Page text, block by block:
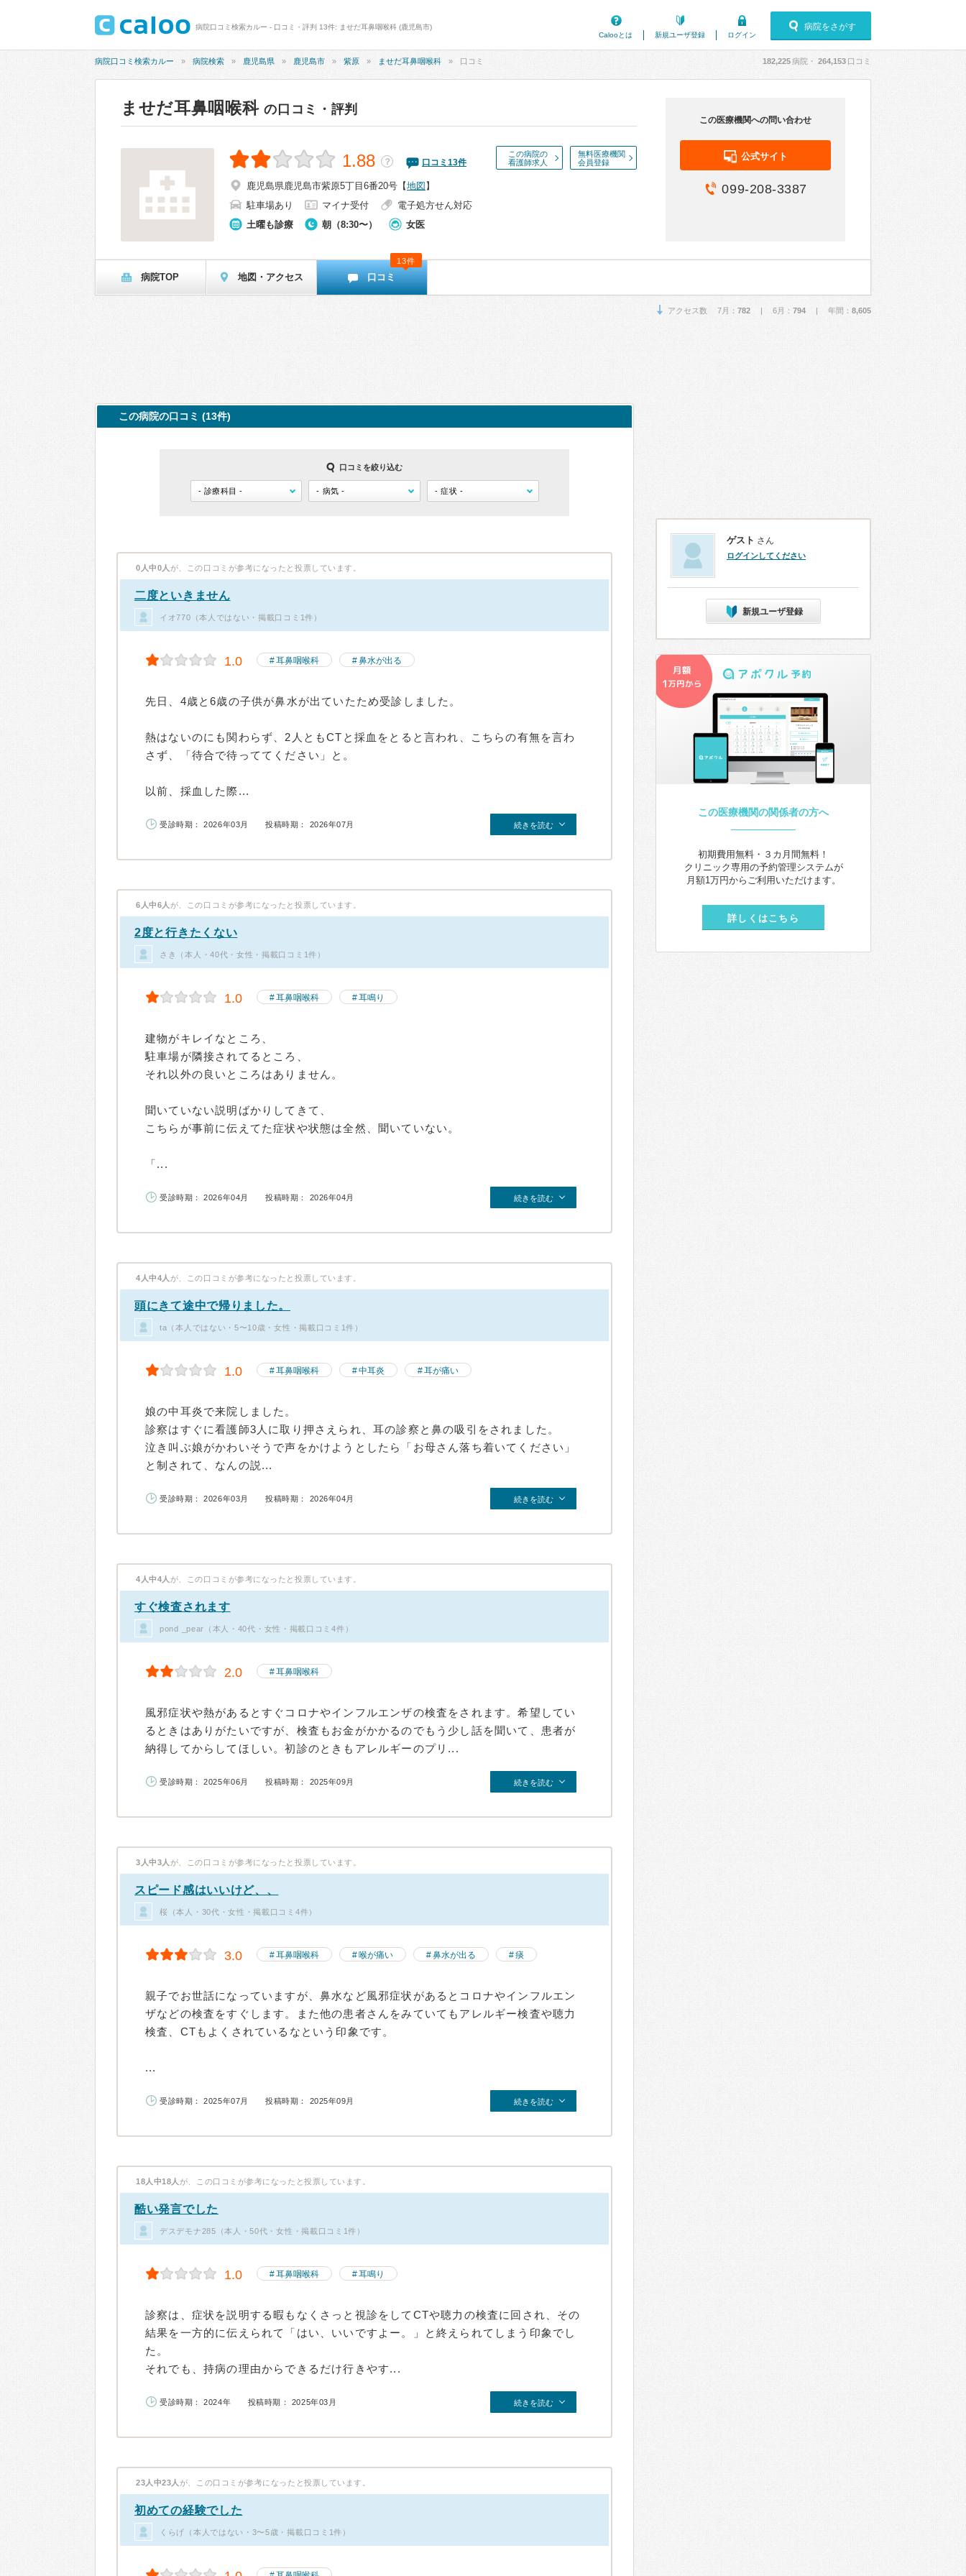
病院口コミ検索カルー - 口コミ・評判 13件: ませだ耳鼻咽喉科 (鹿児島市)
Calooとは
新規ユーザ登録 ログイン
病院をさがす
病院口コミ検索カルー 病院検索 鹿児島県 鹿児島市 紫原 ませだ耳鼻咽喉科 口コミ 182,225病院・ 264,153 口コミ
ませだ耳鼻咽喉科 の口コミ・評判
この病院の
看護師求人
無料医療機関
会員登録
1.88 ？ 口コミ 13件
鹿児島県鹿児島市紫原5丁目6番20号 【地図 】
駐車場あり
マイナ受付
電子処方せん対応
土曜も診療
朝（8:30〜） 女医
この医療機関への問い合わせ
公式サイト
099-208-3387
病院TOP 地図・アクセス 口コミ
13件
アクセス数 7月： 782 | 6月： 794 | 年間： 8,605
この病院の口コミ (13件)
口コミを絞り込む
0人中0人 が、この口コミが参考になったと投票しています。
二度といきません
イオ770（本人ではない・掲載口コミ1件）
1.0 耳鼻咽喉科 鼻水が出る
先日、4歳と6歳の子供が鼻水が出ていたため受診しました。
熱はないのにも関わらず、2人ともCTと採血をとると言われ、こちらの有無を言わ
さず、「待合で待っててください」と。
以前、採血した際...
受診時期： 2026年03月 投稿時期： 2026年07月 続きを読む
6人中6人 が、この口コミが参考になったと投票しています。
2度と行きたくない
さき（本人・40代・女性・掲載口コミ1件）
1.0 耳鼻咽喉科 耳鳴り
建物がキレイなところ、
駐車場が隣接されてるところ、
それ以外の良いところはありません。
聞いていない説明ばかりしてきて、
こちらが事前に伝えてた症状や状態は全然、聞いていない。
「...
受診時期： 2026年04月 投稿時期： 2026年04月 続きを読む
4人中4人 が、この口コミが参考になったと投票しています。
頭にきて途中で帰りました。
ta（本人ではない・5〜10歳・女性・掲載口コミ1件）
1.0 耳鼻咽喉科 中耳炎 耳が痛い
娘の中耳炎で来院しました。
診察はすぐに看護師3人に取り押さえられ、耳の診察と鼻の吸引をされました。
泣き叫ぶ娘がかわいそうで声をかけようとしたら「お母さん落ち着いてください」
と制されて、なんの説...
受診時期： 2026年03月 投稿時期： 2026年04月 続きを読む
4人中4人 が、この口コミが参考になったと投票しています。
すぐ検査されます
pond _pear（本人・40代・女性・掲載口コミ4件）
2.0 耳鼻咽喉科
風邪症状や熱があるとすぐコロナやインフルエンザの検査をされます。希望してい
るときはありがたいですが、検査もお金がかかるのでもう少し話を聞いて、患者が
納得してからしてほしい。初診のときもアレルギーのプリ...
受診時期： 2025年06月 投稿時期： 2025年09月 続きを読む
3人中3人 が、この口コミが参考になったと投票しています。
スピード感はいいけど、、
桜（本人・30代・女性・掲載口コミ4件）
3.0 耳鼻咽喉科 喉が痛い 鼻水が出る 痰
親子でお世話になっていますが、鼻水など風邪症状があるとコロナやインフルエン
ザなどの検査をすぐします。また他の患者さんをみていてもアレルギー検査や聴力
検査、CTもよくされているなという印象です。
...
受診時期： 2025年07月 投稿時期： 2025年09月 続きを読む
18人中18人 が、この口コミが参考になったと投票しています。
酷い発言でした
デスデモナ285（本人・50代・女性・掲載口コミ1件）
1.0 耳鼻咽喉科 耳鳴り
診察は、症状を説明する暇もなくさっと視診をしてCTや聴力の検査に回され、その
結果を一方的に伝えられて「はい、いいですよー。」と終えられてしまう印象でし
た。
それでも、持病の理由からできるだけ行きやす...
受診時期： 2024年 投稿時期： 2025年03月 続きを読む
23人中23人 が、この口コミが参考になったと投票しています。
初めての経験でした
くらげ（本人ではない・3〜5歳・掲載口コミ1件）
ゲスト さん
ログインしてください
新規ユーザ登録
この医療機関の関係者の方へ
初期費用無料・３カ月間無料！
クリニック専用の予約管理システムが
月額1万円からご利用いただけます。
詳しくはこちら